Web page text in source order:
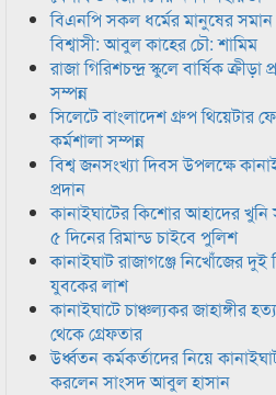
বিএনপি সকল ধর্মের মানুষের
বিশ্বাসী: আবুল কাহের চৌ: শামিম
রাজা গিরিশচন্দ্র স্কুলে বার্ষিক
সম্পন্ন
সিলেটে বাংলাদেশ গ্রুপ থিয়েটার
কর্মশালা সম্পন্ন
বিশ্ব জনসংখ্যা দিবস উপলক্ষে
প্রদান
কানাইঘাটের কিশোর আহাদের
৫ দিনের রিমান্ড চাইবে পুলিশ
কানাইঘাট রাজাগঞ্জে নিখোঁজের
যুবকের লাশ
কানাইঘাটে চাঞ্চল্যকর জাহাঙ্গীর
থেকে গ্রেফতার
উর্ধ্বতন কর্মকর্তাদের নিয়ে
করলেন সাংসদ আবুল হাসান